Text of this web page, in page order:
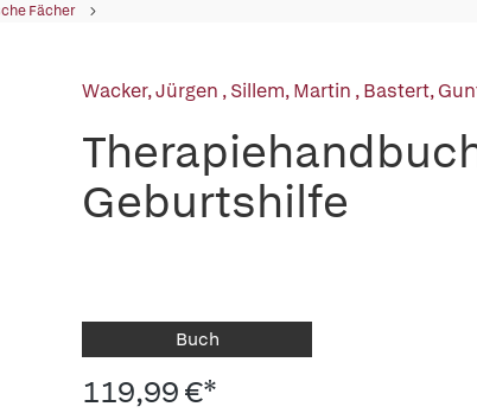
Fächer
Wacker, Jürgen ,Sillem, Martin ,Bastert,
Geburtshilfe
Buch
119,99 €*